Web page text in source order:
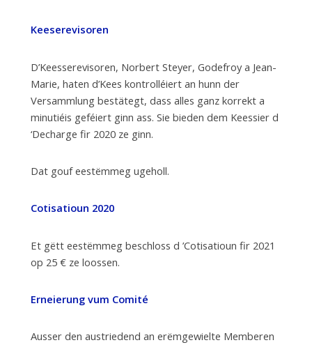
Keeserevisoren
D’Keesserevisoren, Norbert Steyer, Godefroy a Jean-
Marie, haten d’Kees kontrolléiert an hunn der
Versammlung bestätegt, dass alles ganz korrekt a
minutiéis geféiert ginn ass. Sie bieden dem Keessier d
‘Decharge fir 2020 ze ginn.
Dat gouf eestëmmeg ugeholl.
Cotisatioun 2020
Et gëtt eestëmmeg beschloss d ’Cotisatioun fir 2021
op 25 € ze loossen.
Erneierung vum Comité
Ausser den austriedend an erëmgewielte Memberen